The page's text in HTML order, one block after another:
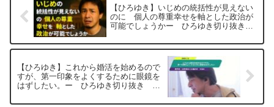
【ひろゆき】いじめの統括性が見えない
のに 個人の尊重幸せを軸とした政治が
可能でしょうかー ひろゆき切り抜き
【ひろゆき】これから婚活を始めるので
すが、第一印象をよくするために眼鏡を
はずしたい。ー ひろゆき切り抜き